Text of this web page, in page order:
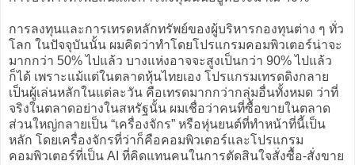
การลงทุนและการเทรดหลักทรัพย์ของผู้บริหารกองทุนต่าง ๆ ทั่ว
โลก ในปัจจุบันนั้น ผมคิดว่าทำโดยโปรแกรมคอมพิวเตอร์น่าจะ
มากกว่า 50% ไปแล้ว บางแห่งอาจจะสูงเป็นกว่า 90% ไปแล้ว
ก็ได้ เพราะแม้แต่ในตลาดหุ้นไทยเอง โปรแกรมเทรดดิงกลาย
เป็นผู้เล่นหลักในแต่ละวัน คือเทรดมากกว่ากลุ่มอื่นทั้งหมด ว่าที่
จริงในตลาดอย่างในสหรัฐนั้น ผมเชื่อว่าคนที่ซื้อขายในตลาด
ส่วนใหญ่กลายเป็น “เครื่องจักร” หรือหุ่นยนต์ที่ทำหน้าที่นี้เป็น
หลัก โดยเครื่องจักรที่ว่าก็คือคอมพิวเตอร์และโปรแกรม
คอมพิวเตอร์ที่เป็น AI ที่คิดแทนคนในการตัดสินใจสั่งซื้อ-สั่งขาย